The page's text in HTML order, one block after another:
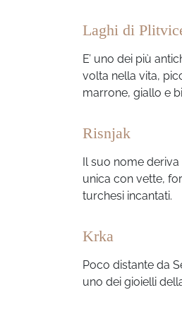
Laghi di
E’ uno dei più
volta nella vita,
marrone, giallo e
Risnjak
Il suo nome deriva
unica con vette,
turchesi incantati.
Krka
Poco distante da
uno dei gioielli